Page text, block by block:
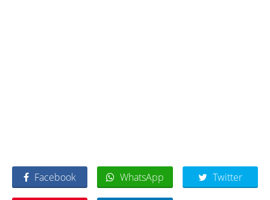
Facebook WhatsApp Twitter